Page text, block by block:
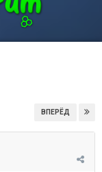
ВПЕРЁД